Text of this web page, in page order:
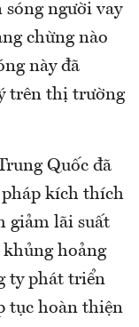
người vay
chừng nào
này đã
trên thị trường
Quốc đã
kích thích
giảm lãi suất
hoảng
ty phát triển
tục hoàn thiện